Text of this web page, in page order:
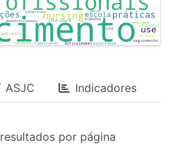
ASJC Indicadores
resultados por página